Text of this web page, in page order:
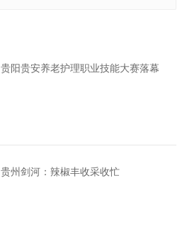
贵阳贵安养老护理职业技能大赛落幕
贵州剑河：辣椒丰收采收忙